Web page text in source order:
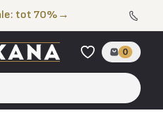
tot 70% →
0